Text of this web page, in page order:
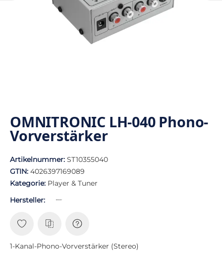
OMNITRONIC LH-040 Phono-
Vorverstärker
Artikelnummer: ST10355040
GTIN: 4026397169089
Kategorie: Player & Tuner
Hersteller:
1-Kanal-Phono-Vorverstärker (Stereo)